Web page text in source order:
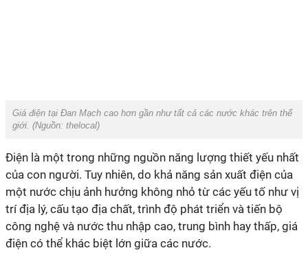
Giá điện tại Đan Mạch cao hơn gần như tất cả các nước khác trên thế
giới. (Nguồn: thelocal)
Điện là một trong những nguồn năng lượng thiết yếu nhất
của con người. Tuy nhiên, do khả năng sản xuất điện của
một nước chịu ảnh hưởng không nhỏ từ các yếu tố như vị
trí địa lý, cấu tạo địa chất, trình độ phát triển và tiến bộ
công nghệ và nước thu nhập cao, trung bình hay thấp, giá
điện có thể khác biệt lớn giữa các nước.